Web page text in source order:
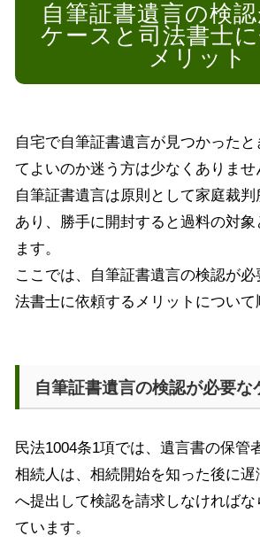
自筆証書遺言の検
ケースと司法書士
メリット
自宅で自筆証書遺言が見つかった
てよいのか迷う方は少なくありませ
自筆証書遺言は原則として家庭裁
あり、勝手に開封すると過料の対象
ます。
ここでは、自筆証書遺言の検認が必
法書士に依頼するメリットについて
自筆証書遺言の検認が必要な
民法1004条1項では、遺言書の保管
相続人は、相続開始を知った後に
へ提出して検認を請求しなければ
ています。